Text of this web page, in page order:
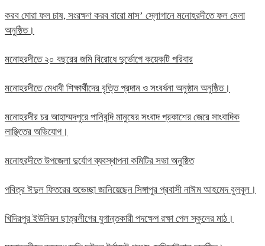
করব মোরা ফল চাষ, সংরক্ষণ করব বারো মাস’ স্লোগানে মনোহরদীতে ফল মেলা
অনুষ্ঠিত।
মনোহরদীতে ২০ বছরের জমি বিরোধে দুর্ভোগে কয়েকটি পরিবার
মনোহরদীতে মেধাবী শিক্ষার্থীদের বৃত্তি প্রদান ও সংবর্ধনা অনুষ্ঠান অনুষ্ঠিত।
মনোহরদীর চর আহাম্মদপুরে পানিবন্দি মানুষের সংবাদ প্রকাশের জেরে সাংবাদিক
লাঞ্ছিতের অভিযোগ।
মনোহরদীতে উপজেলা দুর্যোগ ব্যবস্থাপনা কমিটির সভা অনুষ্ঠিত
পবিত্র ঈদুল ফিতরের শুভেচ্ছা জানিয়েছেন সিঙ্গাপুর প্রবাসী নাঈম আহমেদ বুলবুল।
খিদিরপুর ইউনিয়ন ছাত্রলীগের যুগান্তকারী পদক্ষেপ রক্ষা পেল স্কুলের মাঠ।